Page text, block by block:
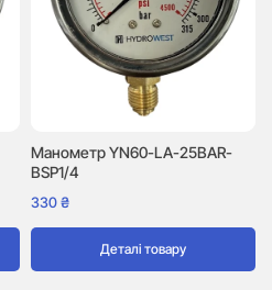
Манометр YN60-LA-25BAR-
BSP1/4
330₴
Деталі товару